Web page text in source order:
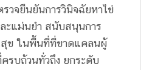
วจยืนยันการวินิจฉัยหาไข่
ะแม่นยำ สนับสนุนการ
สุข ในพื้นที่ที่ขาดแคลนผู้
รบถ้วนทั่วถึง ยกระดับ